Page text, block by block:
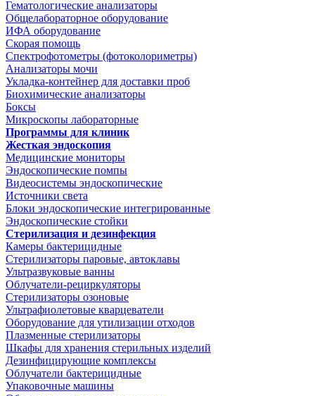
Гематологические анализаторы
Общелабораторное оборудование
ИФА оборудование
Скорая помощь
Спектрофотометры (фотоколориметры)
Анализаторы мочи
Укладка-контейнер для доставки проб
Биохимические анализаторы
Боксы
Микроскопы лабораторные
Программы для клиник
Жесткая эндоскопия
Медицинские мониторы
Эндоскопические помпы
Видеосистемы эндоскопические
Источники света
Блоки эндоскопические интегрированные
Эндоскопические стойки
Стерилизация и дезинфекция
Камеры бактерицидные
Стерилизаторы паровые, автоклавы
Ультразвуковые ванны
Облучатели-рециркуляторы
Стерилизаторы озоновые
Ультрафиолетовые кварцеватели
Оборудование для утилизации отходов
Плазменные стерилизаторы
Шкафы для хранения стерильных изделий
Дезинфицирующие комплексы
Облучатели бактерицидные
Упаковочные машины